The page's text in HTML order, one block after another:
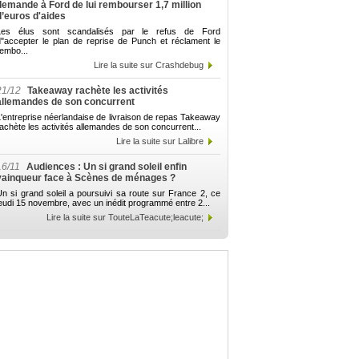
à Ford de lui rembourser 1,7 million
d'aides
élus sont scandalisés par le refus de Ford
le plan de reprise de Punch et réclament le
Lire la suite sur Crashdebug
12 Takeaway rachète les activités
de son concurrent
néerlandaise de livraison de repas Takeaway
les activités allemandes de son concurrent...
Lire la suite sur Lalibre
11
Audiences : Un si grand soleil enfin
face à Scènes de ménages ?
si grand soleil a poursuivi sa route sur France 2, ce
15 novembre, avec un inédit programmé entre 2...
Lire la suite sur TouteLaTeacute;leacute;